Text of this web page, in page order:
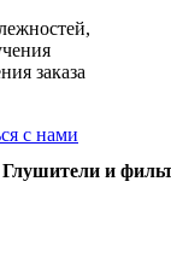
заказа
с нами
Глушители и